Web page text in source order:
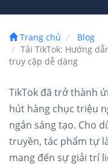
Trang chủ
Blog
Tải TikTok: Hướng
truy cập dễ dàng
TikTok đã trở thành
hút hàng chục triệu
ngắn sáng tạo. Cho
truyền, tác phẩm tự
mang đến sự giải trí